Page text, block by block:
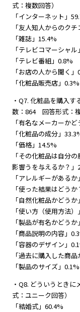
式：複数回答）
「インターネット」
「友人知人からのク
「雑誌」15.4%
「テレビコマーシャ
「テレビ番組」0.8%
「お店の人から聞く」
「化粧品販売店」0.3%
・Q7. 化粧品を購入
数：864 回答形式：複
「有名なメーカーか
「化粧品の成分」
「価格」14.5%
「その化粧品は自分
影響うを与えるか？」
「アレルギーがある
「使った結果はどう
「自然化粧品かどう
「使い方（使用方法
「製品が有名かどう
「商品説明の内容」
「容器のデザイン」
「過去に購入した商
「製品のサイズ」0.1%
・Q8. どういうとき
式：ユニーク回答）
「結婚式」60.4%